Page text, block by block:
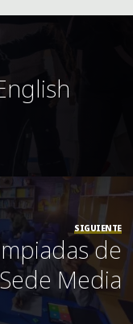
SIGUIENTE
de
Media